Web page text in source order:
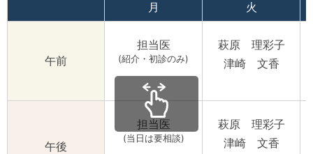
月 火
午前
担当医
(紹介・初診のみ)
萩原 理彩子
津崎 文香
午後
担当医
(当日は要相談)
萩原 理彩子
津崎 文香